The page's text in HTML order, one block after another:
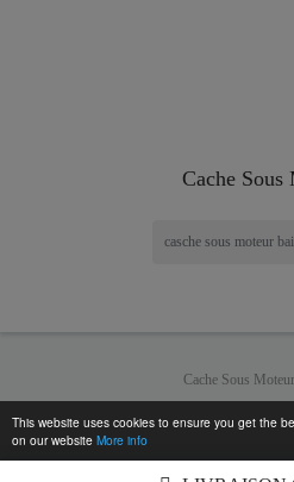
This website uses cookies to ensure you get the
on our website More info
Cache Sous
casche sous moteur
Cache Sous